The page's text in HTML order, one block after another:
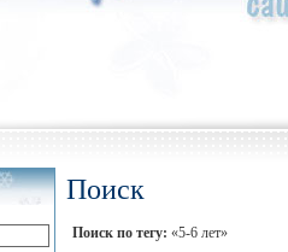
Поиск
Поиск по тегу: «5-6 лет»